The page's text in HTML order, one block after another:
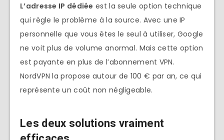
L’adresse IP dédiée est la seule option technique
qui règle le problème à la source. Avec une IP
personnelle que vous êtes le seul à utiliser, Google
ne voit plus de volume anormal. Mais cette option
est payante en plus de l’abonnement VPN.
NordVPN la propose autour de 100 € par an, ce qui
représente un coût non négligeable.
Les deux solutions vraiment